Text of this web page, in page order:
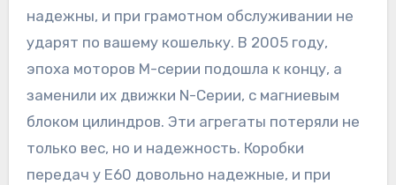
надежны, и при грамотном обслуживании не
ударят по вашему кошельку. В 2005 году,
эпоха моторов М-серии подошла к концу, а
заменили их движки N-Серии, с магниевым
блоком цилиндров. Эти агрегаты потеряли не
только вес, но и надежность. Коробки
передач у Е60 довольно надежные, и при